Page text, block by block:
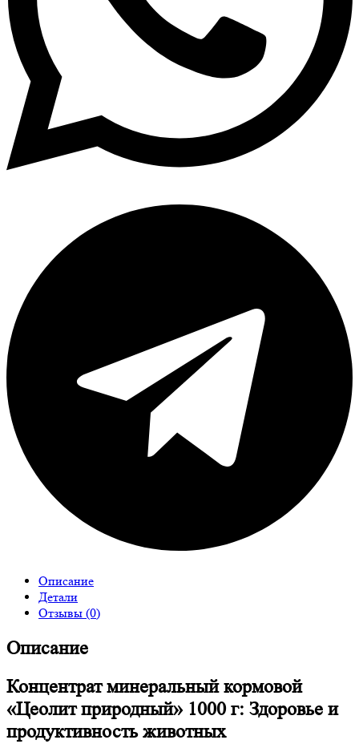
Описание
Детали
Отзывы (0)
Описание
Концентрат минеральный кормовой
«Цеолит природный» 1000 г: Здоровье и
продуктивность животных